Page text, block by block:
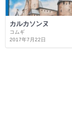
カルカソンヌ
コムギ
2017年7月22日